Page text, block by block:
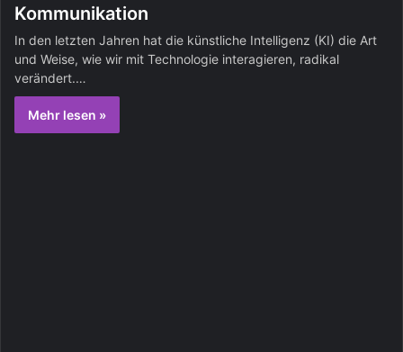
Kommunikation
In den letzten Jahren hat die künstliche Intelligenz (KI) die Art
und Weise, wie wir mit Technologie interagieren, radikal
verändert.…
Mehr lesen »